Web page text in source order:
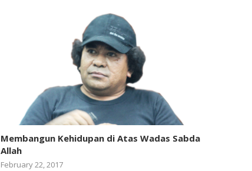
Membangun Kehidupan di Atas Wadas Sabda
Allah
February 22, 2017